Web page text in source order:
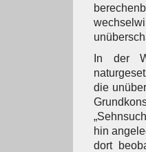
In der
die
hin
dort